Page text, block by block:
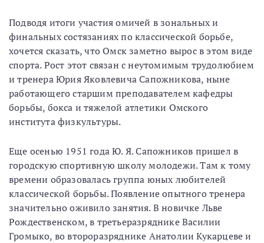
Подводя итоги участия омичей в зональных и
финальных состязаниях по классической борьбе,
хочется сказать, что Омск заметно вырос в этом виде
спорта. Рост этот связан с неутомимым трудолюбием
и тренера Юрия Яковлевича Сапожникова, ныне
работающего старшим преподавателем кафедры
борьбы, бокса и тяжелой атлетики Омского
института физкультуры.
Еще осенью 1951 года Ю. Я. Сапожников пришел в
городскую спортивную школу молодежи. Там к тому
времени образовалась группа юных любителей
классической борьбы. Появление опытного тренера
значительно оживило занятия. В новичке Льве
Рождественском, в третьеразряднике Василии
Громыко, во второразряднике Анатолии Кукарцеве и